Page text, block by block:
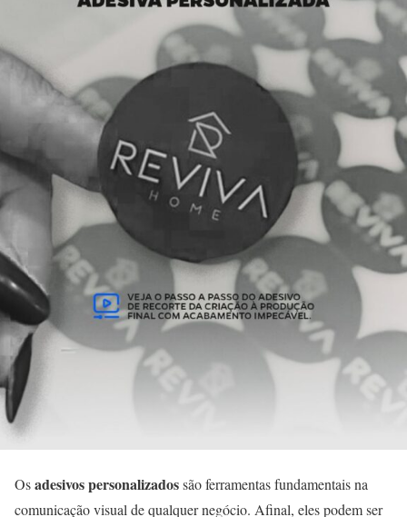
Osadesivos personalizadossão ferramentas fundamentais na
comunicação visual de qualquer negócio. Afinal, eles podem ser